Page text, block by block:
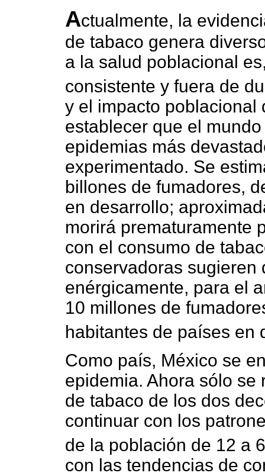
Actualmente, la
de tabaco genera
a la salud poblacional
consistente y fuera de
y el impacto poblacional
establecer que el
epidemias más
experimentado. Se
billones de fumadores,
en desarrollo;
morirá prematuramente
con el consumo de
conservadoras sugieren
enérgicamente, para el
10 millones de
habitantes de países en
Como país, México se
epidemia. Ahora sólo se
de tabaco de los dos
continuar con los
de la población de 12 a
con las tendencias de